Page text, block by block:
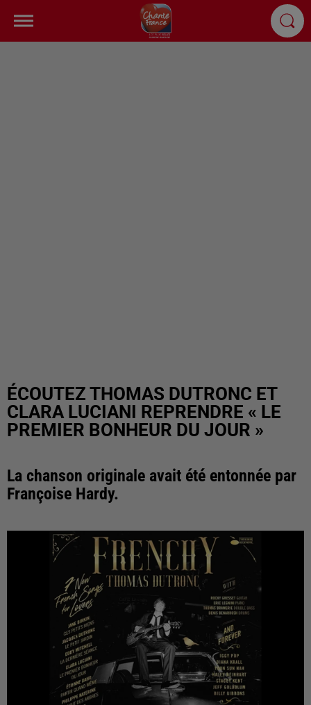
ÉCOUTEZ THOMAS DUTRONC ET
CLARA LUCIANI REPRENDRE « LE
PREMIER BONHEUR DU JOUR »
La chanson originale avait été entonnée par
Françoise Hardy.